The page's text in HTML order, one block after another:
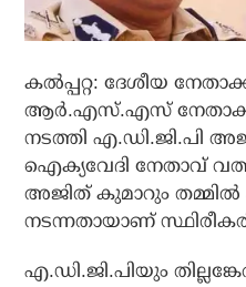
കല്‍പ്പറ്റ: ദേശീയ
ആര്‍.എസ്.എസ്
നടത്തി എ.ഡി.ജി.പി
ഐക്യവേദി നേതാവ്
അജിത് കുമാറും തമ്മില്‍
നടന്നതായാണ്
എ.ഡി.ജി.പിയും